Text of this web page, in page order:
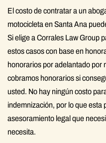
El costo de contratar a un
motocicleta en Santa Ana
Si elige a Corrales Law Group
estos casos con base en
honorarios por adelantado por
cobramos honorarios si
usted. No hay ningún costo
indemnización, por lo que esta
asesoramiento legal que
necesita.